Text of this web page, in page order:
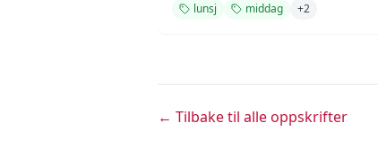
lunsj middag +2
← Tilbake til alle oppskrifter